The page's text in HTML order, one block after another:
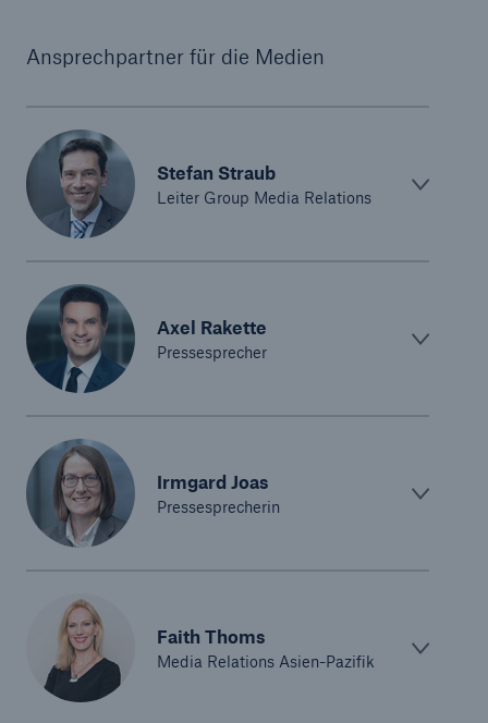
Ansprechpartner für die Medien
Stefan Straub
Leiter Group Media Relations
Axel Rakette
Pressesprecher
Irmgard Joas
Pressesprecherin
Faith Thoms
Media Relations Asien-Pazifik